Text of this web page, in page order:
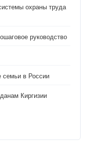
охраны труда
руководство
в России
Киргизии